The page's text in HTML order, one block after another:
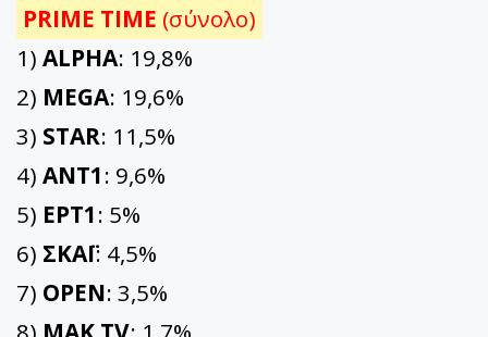
PRIME TIME (σύνολο)
1) ALPHA: 19,8%
2) MEGA: 19,6%
3) STAR: 11,5%
4) ΑΝΤ1: 9,6%
5) ΕΡΤ1: 5%
6) ΣΚΑΪ: 4,5%
7) OPEN: 3,5%